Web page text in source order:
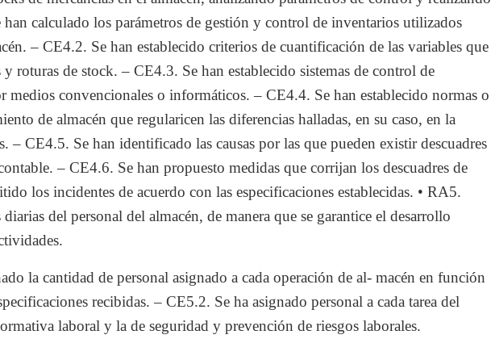
calculado los parámetros de gestión y control de inventarios utilizados
– CE4.2. Se han establecido criterios de cuantificación de las variables que
y roturas de stock. – CE4.3. Se han establecido sistemas de control de
medios convencionales o informáticos. – CE4.4. Se han establecido normas o
de almacén que regularicen las diferencias halladas, en su caso, en la
– CE4.5. Se han identificado las causas por las que pueden existir descuadres
– CE4.6. Se han propuesto medidas que corrijan los descuadres de
los incidentes de acuerdo con las especificaciones establecidas. • RA5.
del personal del almacén, de manera que se garantice el desarrollo
la cantidad de personal asignado a cada operación de al- macén en función
recibidas. – CE5.2. Se ha asignado personal a cada tarea del
laboral y la de seguridad y prevención de riesgos laborales.